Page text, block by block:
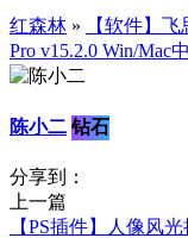
红森林 »
【软件】
Pro v15.2.0 Win/Mac
陈小二 钻石
分享到：
上一篇
【PS插件】人像风